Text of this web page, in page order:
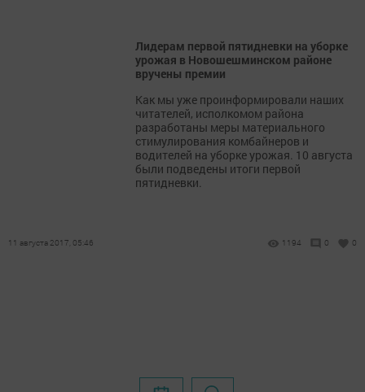
Лидерам первой пятидневки на уборке
урожая в Новошешминском районе
вручены премии
Как мы уже проинформировали наших
читателей, исполкомом района
разработаны меры материального
стимулирования комбайнеров и
водителей на уборке урожая. 10 августа
были подведены итоги первой
пятидневки.
11 августа 2017, 05:46 1194 0 0